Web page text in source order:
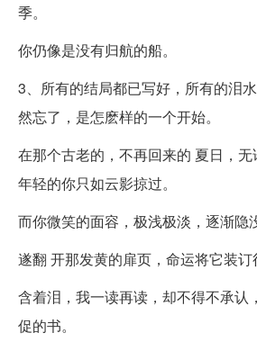
季。
你仍像是没有归航的船。
3、所有的结局都已写好，所有的泪
然忘了，是怎麽样的一个开始。
在那个古老的，不再回来的 夏日，无
年轻的你只如云影掠过。
而你微笑的面容，极浅极淡，逐渐隐
遂翻 开那发黄的扉页，命运将它装订
含着泪，我一读再读，却不得不承认
促的书。